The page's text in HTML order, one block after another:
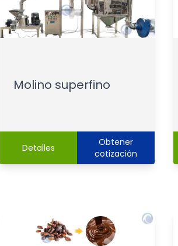
Molino superfino
Detalles
Obtener
cotización